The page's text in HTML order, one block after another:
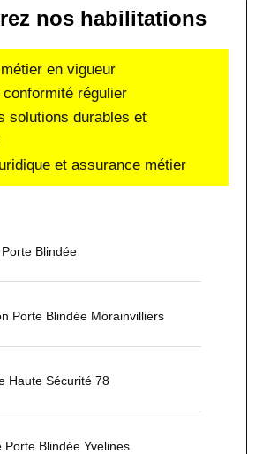
nos habilitations
en vigueur
régulier
solutions durables et
et assurance métier
Blindée
Porte Blindée Morainvilliers
Haute Sécurité 78
Porte Blindée Yvelines